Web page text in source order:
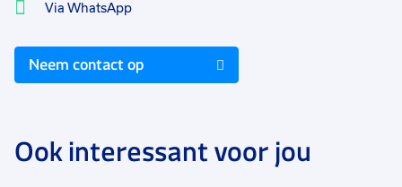
Via WhatsApp
Neem contact op
Ook interessant voor jou